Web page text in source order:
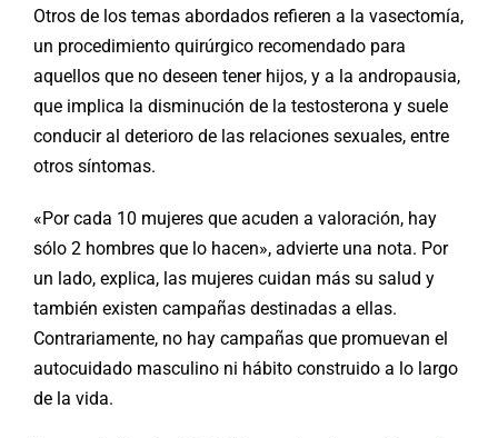
Otros de los temas abordados refieren a la vasectomía,
un procedimiento quirúrgico recomendado para
aquellos que no deseen tener hijos, y a la andropausia,
que implica la disminución de la testosterona y suele
conducir al deterioro de las relaciones sexuales, entre
otros síntomas.
«Por cada 10 mujeres que acuden a valoración, hay
sólo 2 hombres que lo hacen», advierte una nota. Por
un lado, explica, las mujeres cuidan más su salud y
también existen campañas destinadas a ellas.
Contrariamente, no hay campañas que promuevan el
autocuidado masculino ni hábito construido a lo largo
de la vida.